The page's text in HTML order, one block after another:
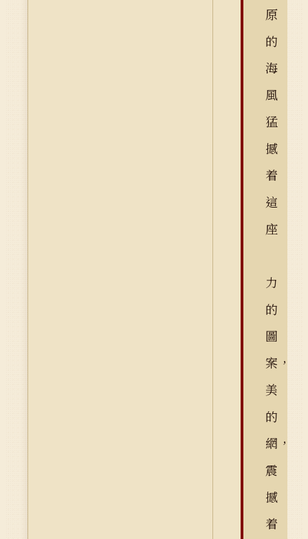
原
的
海
風
猛
撼
着
這
座
力
的
圖
案，
美
的
網，
震
撼
着